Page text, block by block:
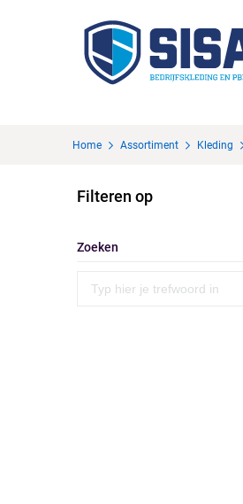
Home Assortiment Kleding
Filteren op
Zoeken